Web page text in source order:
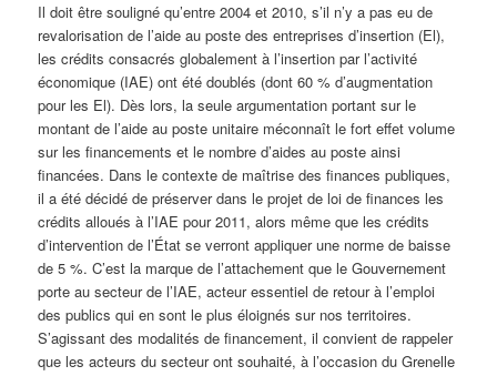
Il doit être souligné qu’entre 2004 et 2010, s’il n’y a pas eu de
revalorisation de l’aide au poste des entreprises d’insertion (El),
les crédits consacrés globalement à l’insertion par l’activité
économique (IAE) ont été doublés (dont 60 % d’augmentation
pour les El). Dès lors, la seule argumentation portant sur le
montant de l’aide au poste unitaire méconnaît le fort effet volume
sur les financements et le nombre d’aides au poste ainsi
financées. Dans le contexte de maîtrise des finances publiques,
il a été décidé de préserver dans le projet de loi de finances les
crédits alloués à l’IAE pour 2011, alors même que les crédits
d’intervention de l’État se verront appliquer une norme de baisse
de 5 %. C’est la marque de l’attachement que le Gouvernement
porte au secteur de l’IAE, acteur essentiel de retour à l’emploi
des publics qui en sont le plus éloignés sur nos territoires.
S’agissant des modalités de financement, il convient de rappeler
que les acteurs du secteur ont souhaité, à l’occasion du Grenelle